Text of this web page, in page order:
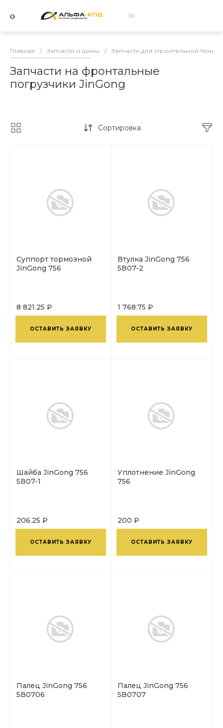
Главная / Запчасти и шины / Запчасти для строительной
Запчасти на фронтальные
погрузчики JinGong
Сортировка
Суппорт тормозной
JinGong 756
8 821.25 ₽
ОСТАВИТЬ ЗАЯВКУ
Втулка JinGong 756
5В07-2
1 768.75 ₽
ОСТАВИТЬ ЗАЯВКУ
Шайба JinGong 756
5В07-1
206.25 ₽
ОСТАВИТЬ ЗАЯВКУ
Уплотнение JinGong
756
200 ₽
ОСТАВИТЬ ЗАЯВКУ
Палец JinGong 756
5В0706
Палец JinGong 756
5В0707